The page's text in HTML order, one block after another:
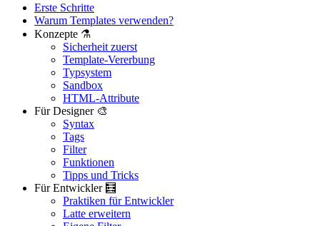
Erste Schritte
Warum Templates verwenden?
Konzepte ⚗️
Sicherheit zuerst
Template-Vererbung
Typsystem
Sandbox
HTML-Attribute
Für Designer 🎨
Syntax
Tags
Filter
Funktionen
Tipps und Tricks
Für Entwickler 🧮
Praktiken für Entwickler
Latte erweitern